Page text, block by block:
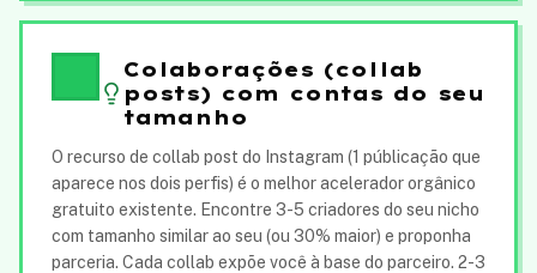
Colaborações (collab
posts) com contas do seu
tamanho
O recurso de collab post do Instagram (1 públicação que
aparece nos dois perfis) é o melhor acelerador orgânico
gratuito existente. Encontre 3-5 criadores do seu nicho
com tamanho similar ao seu (ou 30% maior) e proponha
parceria. Cada collab expõe você à base do parceiro. 2-3